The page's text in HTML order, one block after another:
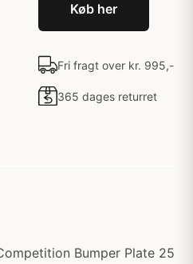
Køb her
Fri fragt over kr. 995,-
365 dages returret
Bumper Plate 25